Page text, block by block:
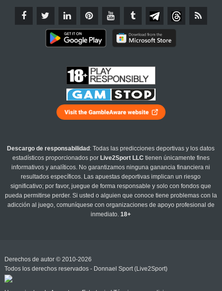
Descargo de responsabilidad : Todas las predicciones deportivas y los datos
estadísticos proporcionados por Live2Sport LLC tienen únicamente fines
informativos y analíticos. No garantizamos ninguna ganancia financiera ni
resultados específicos. Las apuestas deportivas implican un riesgo
significativo; por favor, juegue de forma responsable y solo con fondos que
pueda permitirse perder. Si usted o alguien que conoce tiene problemas con la
adicción al juego, comuníquese con organizaciones de apoyo profesional de
inmediato.18+
Derechos de autor © 2010-2026
Todos los derechos reservados - Donnael Sport (Live2Sport)